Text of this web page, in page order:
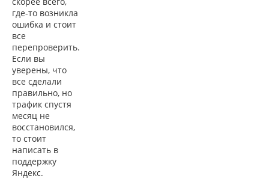
где-то возникла
ошибка и стоит
все
перепроверить.
Если вы
уверены, что
все сделали
правильно, но
трафик спустя
месяц не
восстановился,
то стоит
написать в
поддержку
Яндекс.